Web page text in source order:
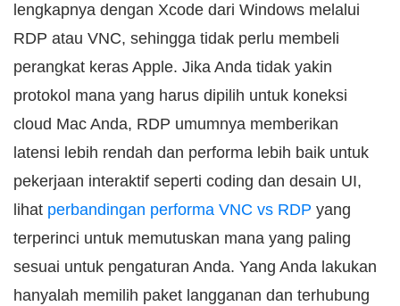
lengkapnya dengan Xcode dari Windows melalui
RDP atau VNC, sehingga tidak perlu membeli
perangkat keras Apple. Jika Anda tidak yakin
protokol mana yang harus dipilih untuk koneksi
cloud Mac Anda, RDP umumnya memberikan
latensi lebih rendah dan performa lebih baik untuk
pekerjaan interaktif seperti coding dan desain UI,
lihat perbandingan performa VNC vs RDP yang
terperinci untuk memutuskan mana yang paling
sesuai untuk pengaturan Anda. Yang Anda lakukan
hanyalah memilih paket langganan dan terhubung